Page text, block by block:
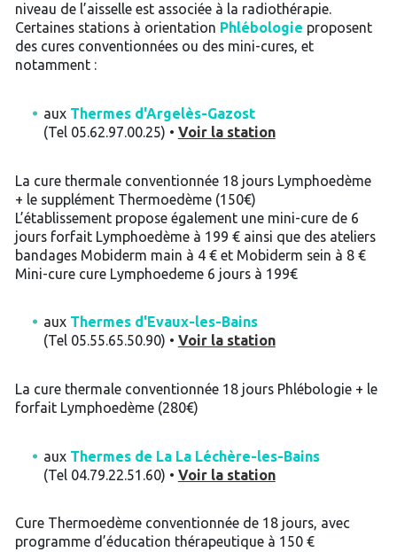
niveau de l’aisselle est associée à la radiothérapie.
Certaines stations à orientation Phlébologie proposent
des cures conventionnées ou des mini-cures, et
notamment :
aux Thermes d'Argelès-Gazost
(Tel 05.62.97.00.25) • Voir la station
La cure thermale conventionnée 18 jours Lymphoedème
+ le supplément Thermoedème (150€)
L’établissement propose également une mini-cure de 6
jours forfait Lymphoedème à 199 € ainsi que des ateliers
bandages Mobiderm main à 4 € et Mobiderm sein à 8 €
Mini-cure cure Lymphoedeme 6 jours à 199€
aux Thermes d'Evaux-les-Bains
(Tel 05.55.65.50.90) • Voir la station
La cure thermale conventionnée 18 jours Phlébologie + le
forfait Lymphoedème (280€)
aux Thermes de La La Léchère-les-Bains
(Tel 04.79.22.51.60) • Voir la station
Cure Thermoedème conventionnée de 18 jours, avec
programme d’éducation thérapeutique à 150 €